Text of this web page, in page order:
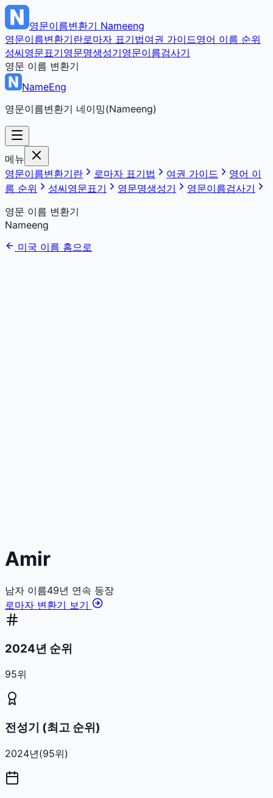
영문이름변환기 Nameeng
영문이름변환기란로마자 표기법여권 가이드영어 이름 순위
성씨영문표기영문명생성기영문이름검사기
영문 이름 변환기
NameEng
영문이름변환기 네이밍(Nameeng)
메뉴
영문이름변환기란
로마자 표기법 여권 가이드
영어 이
름 순위
성씨영문표기 영문명생성기
영문이름검사기
영문 이름 변환기
Nameeng
미국 이름 홈으로
Amir
남자 이름49년 연속 등장
로마자 변환기 보기
2024년 순위
95위
전성기 (최고 순위)
2024년(95위)